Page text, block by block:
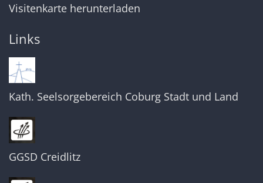
Visitenkarte herunterladen
Links
Kath. Seelsorgebereich Coburg Stadt und Land
GGSD Creidlitz